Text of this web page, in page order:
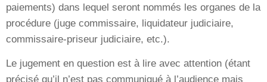
paiements) dans lequel seront nommés les organes de la
procédure (juge commissaire, liquidateur judiciaire,
commissaire-priseur judiciaire, etc.).
Le jugement en question est à lire avec attention (étant
précisé qu’il n’est pas communiqué à l’audience mais